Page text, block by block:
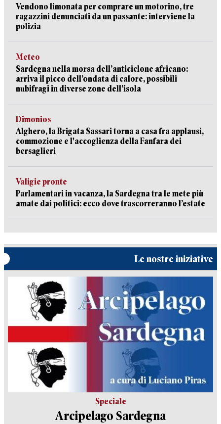
Vendono limonata per comprare un motorino, tre
ragazzini denunciati da un passante: interviene la
polizia
Meteo
Sardegna nella morsa dell’anticiclone africano:
arriva il picco dell’ondata di calore, possibili
nubifragi in diverse zone dell’isola
Dimonios
Alghero, la Brigata Sassari torna a casa fra applausi,
commozione e l'accoglienza della Fanfara dei
bersaglieri
Valigie pronte
Parlamentari in vacanza, la Sardegna tra le mete più
amate dai politici: ecco dove trascorreranno l’estate
Le nostre iniziative
Speciale
Arcipelago Sardegna